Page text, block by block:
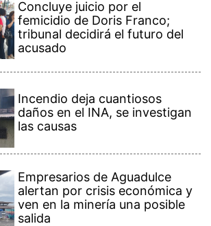
Concluye juicio por el
femicidio de Doris Franco;
tribunal decidirá el futuro del
acusado
Incendio deja cuantiosos
daños en el INA, se investigan
las causas
Empresarios de Aguadulce
alertan por crisis económica y
ven en la minería una posible
salida